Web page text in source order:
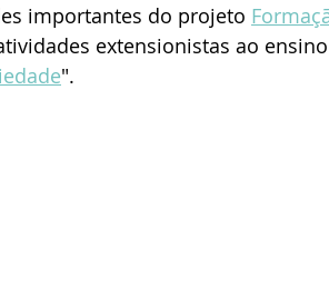
importantes do projeto
extensionistas ao
".